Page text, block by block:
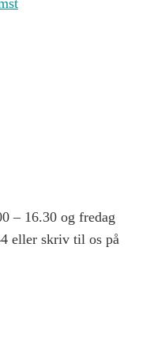
– 16.30 og fredag
eller skriv til os på